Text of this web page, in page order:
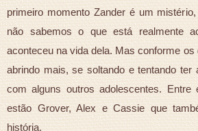
primeiro momento Zander é um
não sabemos o que está realmente
aconteceu na vida dela. Mas conforme
abrindo mais, se soltando e tentando ter
com alguns outros adolescentes. Entre
estão Grover, Alex e Cassie que
história.